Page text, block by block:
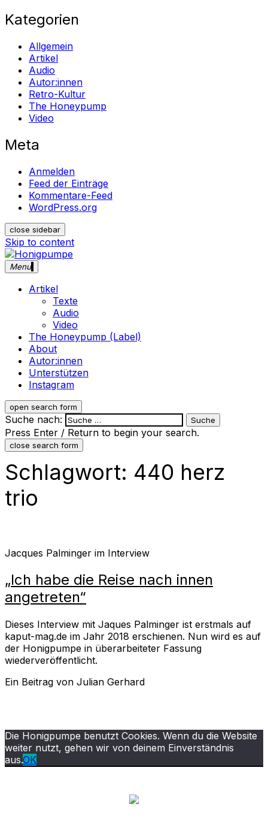
Kategorien
Allgemein
Artikel
Audio
Autor:innen
Retro-Kultur
The Honeypump
Video
Meta
Anmelden
Feed der Einträge
Kommentare-Feed
WordPress.org
close sidebar
Skip to content
Honigpumpe
Magazin gegen das Verschwinden des Undergrounds
Musik ・Theater ・ Retro-Kultur
Menu
Artikel
Texte
Audio
Video
The Honeypump (Label)
About
Autor:innen
Unterstützen
Instagram
open search form
Suche nach:
Press Enter / Return to begin your search.
close search form
Schlagwort: 440 herz
trio
Jacques Palminger im Interview
„Ich habe die Reise nach innen
angetreten“
Dieses Interview mit Jaques Palminger ist erstmals auf
kaput-mag.de im Jahr 2018 erschienen. Nun wird es auf
der Honigpumpe in überarbeiteter Fassung
wiederveröffentlicht.
Ein Beitrag von Julian Gerhard
Die Honigpumpe benutzt Cookies. Wenn du die Website
weiter nutzt, gehen wir von deinem Einverständnis
aus.OK